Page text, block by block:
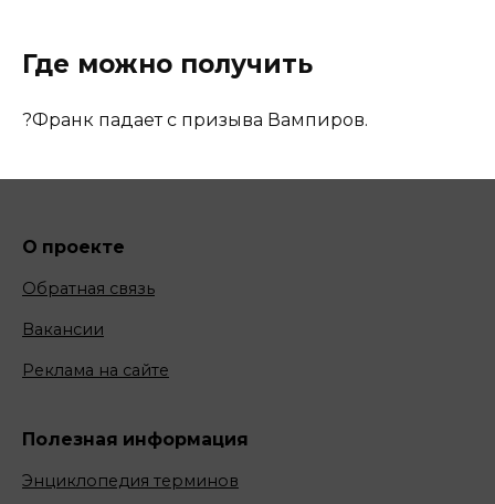
Где можно получить
?Франк падает с призыва Вампиров.
О проекте
Обратная связь
Вакансии
Реклама на сайте
Полезная информация
Энциклопедия терминов